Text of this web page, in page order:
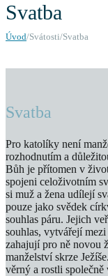
Svatba
Úvod/Svátosti/Svatba
Svatba
Pro katolíky není
rozhodnutím a
Bůh je přítomen v
spojeni celoživotním
si muž a žena udílejí
pouze jako svědek
souhlas páru. Jejich
souhlas, vytvářejí
zahajují pro ně novou
manželství skrze
věrný a rostli společně